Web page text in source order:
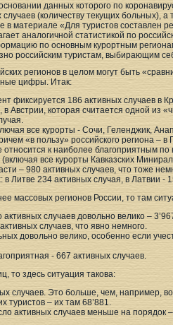
данных которого по
случаев (количеству текущих больных),
в материале «Для туристов составлен
аналогичной статистикой по
по основным курортным
российским туристам, выбирающим
регионов в целом могут быть
цифры. Итак:
фиксируется 186 активных случаев в
Австрии, которая считается одной из
все курорты - Сочи, Геленджик,
«в пользу» российского региона –
относится к наиболее благоприятным
все курорты Кавказских
– 980 активных случаев, что тоже
в Литве 234 активных случая, в Латвии -
массовых регионов России, то там
активных случаев довольно велико –
случаев, что явно немного.
довольно велико, особенно если
- 667 активных случаев.
то здесь ситуация такова:
случаев. Это больше, чем, например,
туристов – их там 68’881.
активных случаев меньше на порядок –